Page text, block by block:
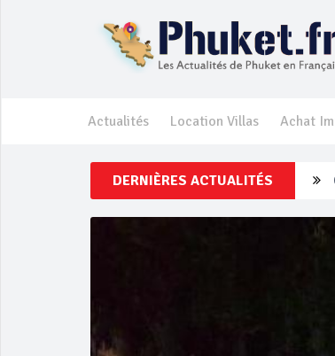
Actualités Location Villas Achat
DERNIÈRES ACTUALITÉS